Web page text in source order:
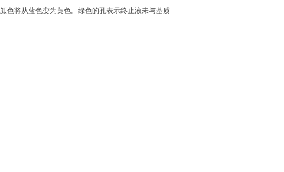
色将从蓝色变为黄色。绿色的孔表示终止液未与基质